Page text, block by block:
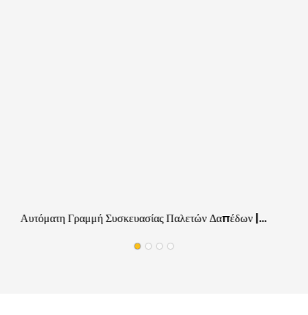
Αυτόματη Γραμμή Συσκευασίας Παλετών Δαπέδων |